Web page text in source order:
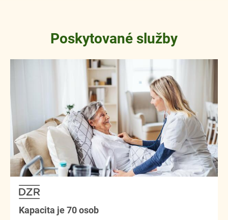
Poskytované služby
Kapacita je 70 osob